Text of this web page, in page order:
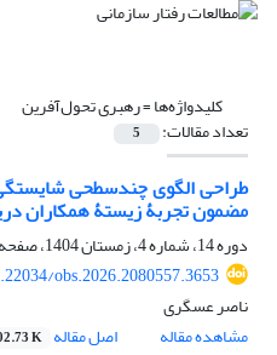
کلیدواژه‌ها =رهبری تحول‌آفرین
تعداد مقالات: 5
طراحی الگوی چندسطحی
مضمون تجربۀ زیستۀ همکاران
دوره 14، شماره 4، زمستان 1404، صفحه
obs.2026.2080557.3653
ناصر عسگری
مشاهده مقاله
اصل مقاله K